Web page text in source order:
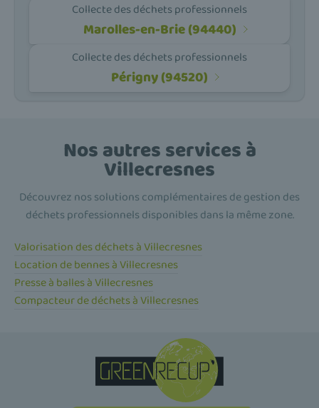
Collecte des déchets professionnels
Marolles-en-Brie (94440)
Collecte des déchets professionnels
Périgny (94520)
Nos autres services à
Villecresnes
Découvrez nos solutions complémentaires de gestion des
déchets professionnels disponibles dans la même zone.
Valorisation des déchets à Villecresnes
Location de bennes à Villecresnes
Presse à balles à Villecresnes
Compacteur de déchets à Villecresnes